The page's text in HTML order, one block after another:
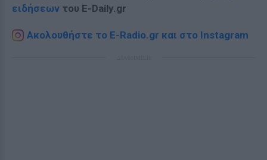
ειδήσεων του E-Daily.gr
Ακολουθήστε το E-Radio.gr και στο Instagram